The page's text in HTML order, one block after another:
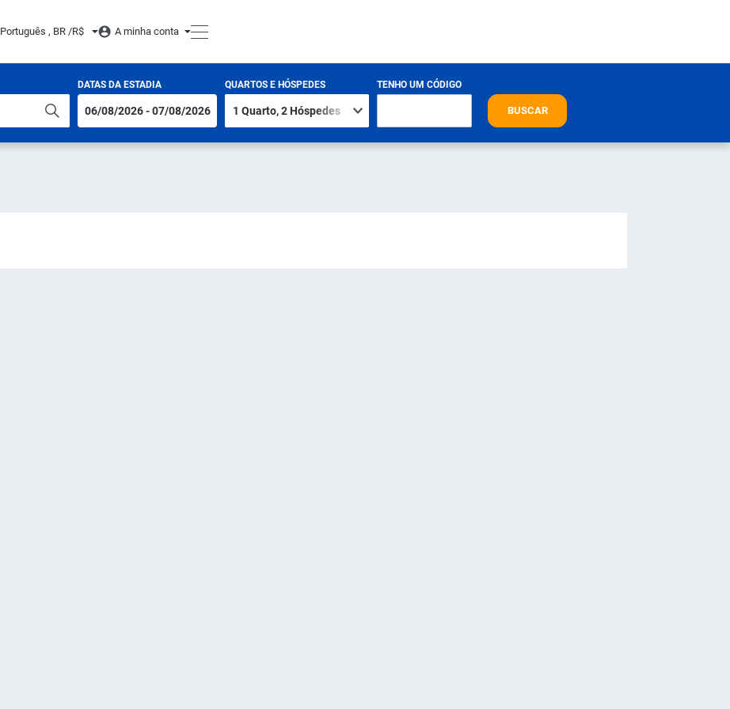
Português , BR /R$ A minha conta
DATAS DA ESTADIA QUARTOS E HÓSPEDES TENHO UM CÓDIGO
BUSCAR